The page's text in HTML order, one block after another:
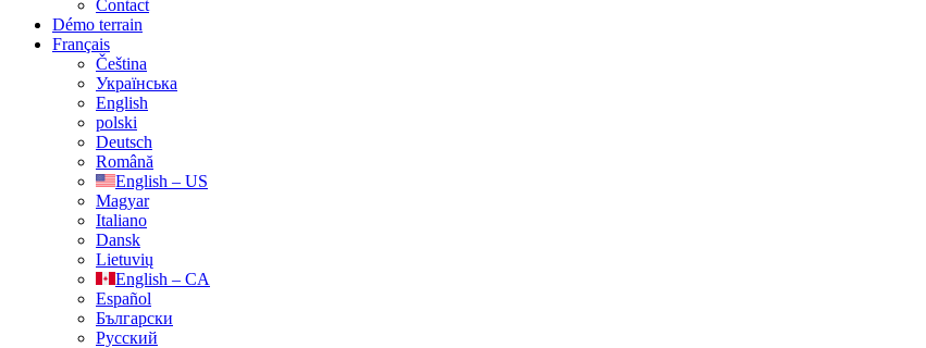
Contact
Démo terrain
Français
Čeština
Українська
English
polski
Deutsch
Română
English – US
Magyar
Italiano
Dansk
Lietuvių
English – CA
Español
Български
Русский